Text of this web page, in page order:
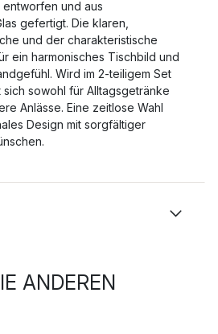
und aus
gefertigt. Die klaren,
und der charakteristische
ein harmonisches Tischbild und
Wird im 2-teiligem Set
sowohl für Alltagsgetränke
Anlässe. Eine zeitlose Wahl
Design mit sorgfältiger
ANDEREN